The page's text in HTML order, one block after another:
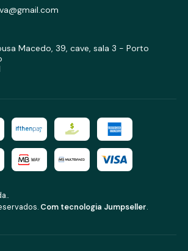
Macedo, 39, cave, sala 3 - Porto
Com tecnologia Jumpseller.